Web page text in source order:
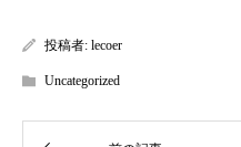
投稿者: lecoer
Uncategorized